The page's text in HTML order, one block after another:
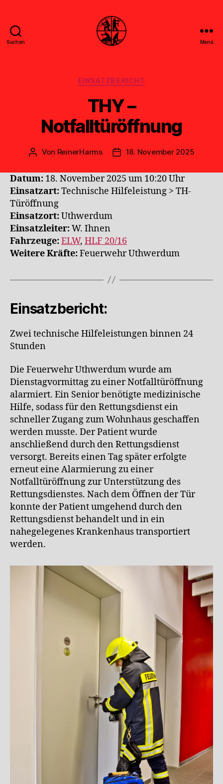
Suchen Menü
Kategorien
EINSATZBERICHT
THY –
Notfalltüröffnung
Beitragsautor
Von ReinerHarms Veröffentlichungsdatum
18. November 2025
Datum: 18. November 2025 um 10:20 Uhr
Einsatzart:Technische Hilfeleistung > TH-
Türöffnung
Einsatzort:Uthwerdum
Einsatzleiter:W. Ihnen
Fahrzeuge:ELW, HLF 20/16
Weitere Kräfte:Feuerwehr Uthwerdum
Einsatzbericht:
Zwei technische Hilfeleistungen binnen 24
Stunden
Die Feuerwehr Uthwerdum wurde am
Dienstagvormittag zu einer Notfalltüröffnung
alarmiert. Ein Senior benötigte medizinische
Hilfe, sodass für den Rettungsdienst ein
schneller Zugang zum Wohnhaus geschaffen
werden musste. Der Patient wurde
anschließend durch den Rettungsdienst
versorgt. Bereits einen Tag später erfolgte
erneut eine Alarmierung zu einer
Notfalltüröffnung zur Unterstützung des
Rettungsdienstes. Nach dem Öffnen der Tür
konnte der Patient umgehend durch den
Rettungsdienst behandelt und in ein
nahegelegenes Krankenhaus transportiert
werden.